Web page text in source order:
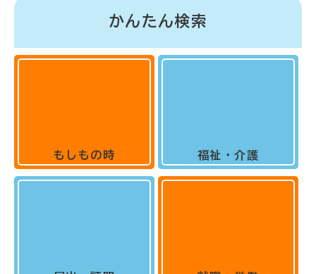
かんたん検索
もしもの時 福祉・介護